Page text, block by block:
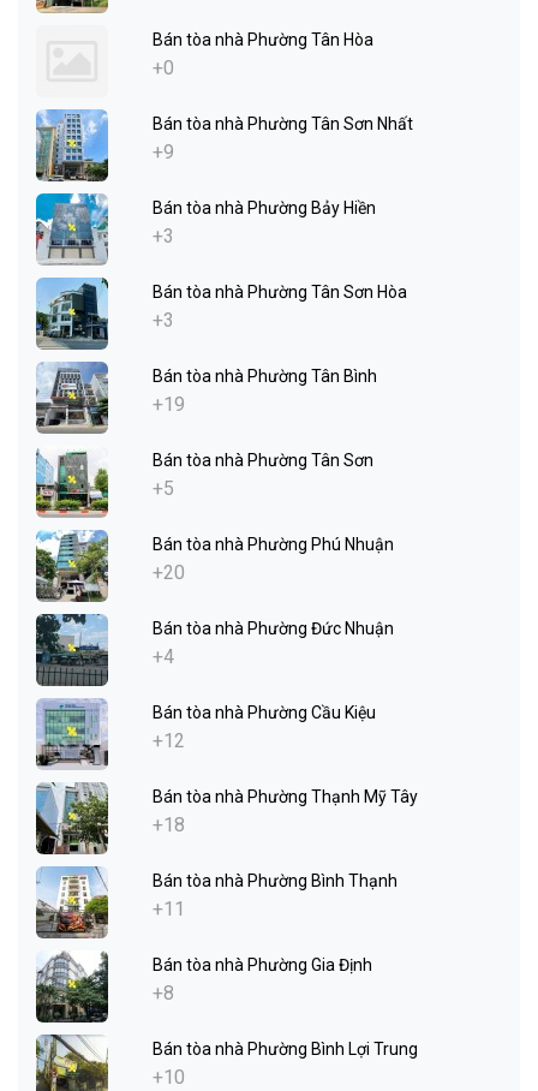
Bán tòa nhà Phường Tân Hòa
+0
Bán tòa nhà Phường Tân Sơn Nhất
+9
Bán tòa nhà Phường Bảy Hiền
+3
Bán tòa nhà Phường Tân Sơn Hòa
+3
Bán tòa nhà Phường Tân Bình
+19
Bán tòa nhà Phường Tân Sơn
+5
Bán tòa nhà Phường Phú Nhuận
+20
Bán tòa nhà Phường Đức Nhuận
+4
Bán tòa nhà Phường Cầu Kiệu
+12
Bán tòa nhà Phường Thạnh Mỹ Tây
+18
Bán tòa nhà Phường Bình Thạnh
+11
Bán tòa nhà Phường Gia Định
+8
Bán tòa nhà Phường Bình Lợi Trung
+10